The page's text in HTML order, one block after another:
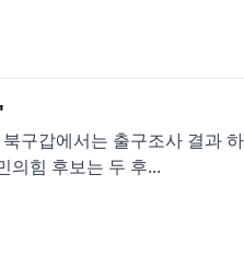
구갑에서는 출구조사 결과
의힘 후보는 두 후...